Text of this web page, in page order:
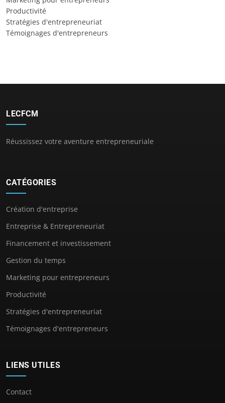
Productivité
Stratégies d'entrepreneuriat
Témoignages d'entrepreneurs
LECFCM
Réussissez votre aventure entrepreneuriale
CATÉGORIES
Création d'entreprise
Entreprise & Entrepreneuriat
Financement et investissement
Gestion du temps
Marketing pour entrepreneurs
Productivité
Stratégies d'entrepreneuriat
Témoignages d'entrepreneurs
LIENS UTILES
Contact